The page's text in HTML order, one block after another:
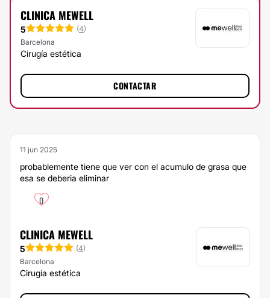
CLINICA MEWELL
5 (4)
Barcelona
Cirugía estética
CONTACTAR
11 jun 2025
probablemente tiene que ver con el acumulo de grasa que
esa se deberia eliminar
0
CLINICA MEWELL
5 (4)
Barcelona
Cirugía estética